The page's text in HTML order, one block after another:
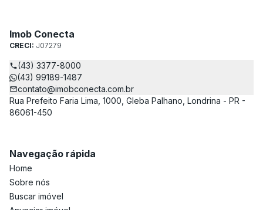
Imob Conecta
CRECI: J07279
(43) 3377-8000
(43) 99189-1487
contato@imobconecta.com.br
Rua Prefeito Faria Lima, 1000, Gleba Palhano, Londrina - PR -
86061-450
Navegação rápida
Home
Sobre nós
Buscar imóvel